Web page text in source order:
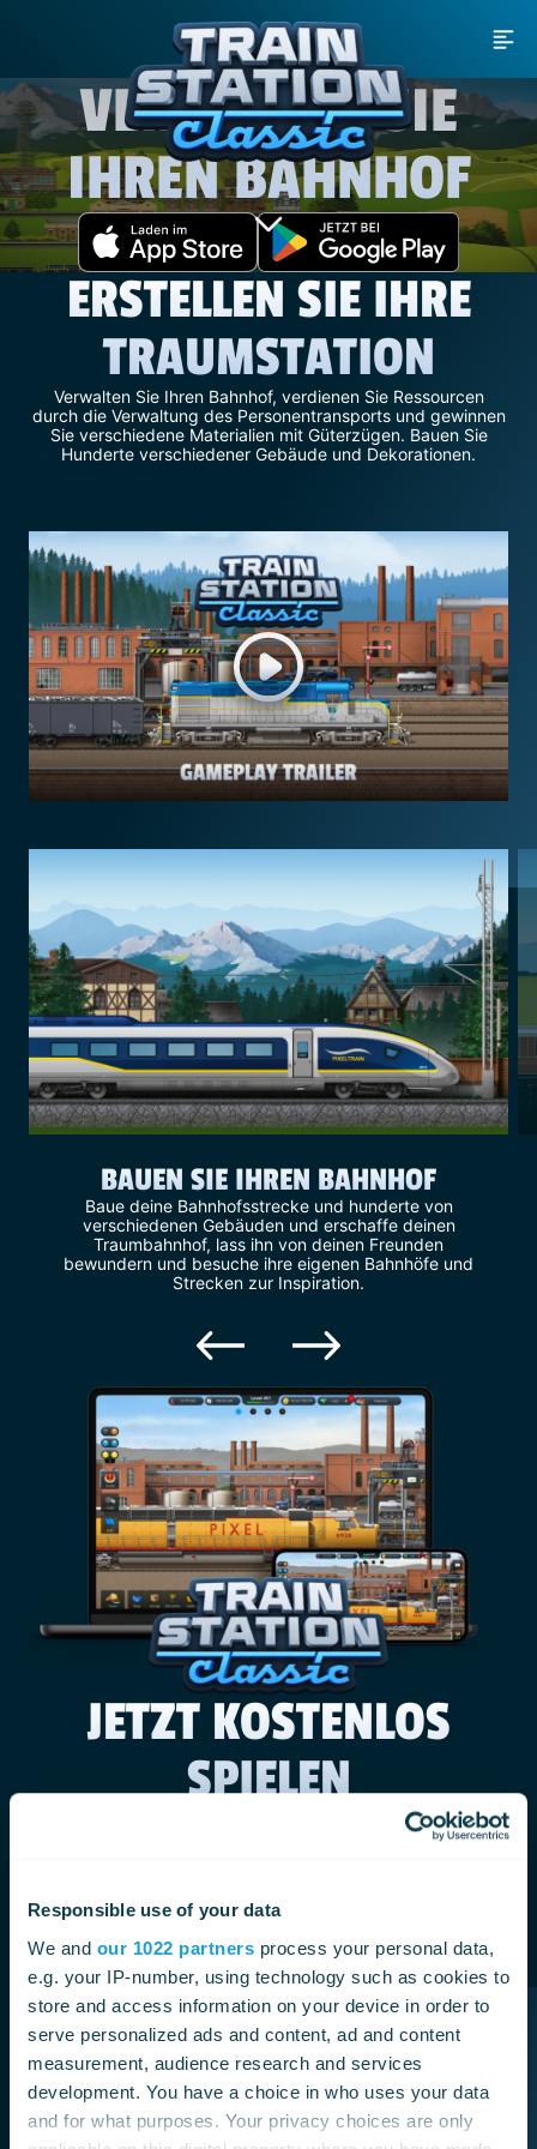
Responsible use of your data
We and our 1022 partners process your personal data,
e.g. your IP-number, using technology such as cookies to
store and access information on your device in order to
serve personalized ads and content, ad and content
measurement, audience research and services
development. You have a choice in who uses your data
and for what purposes. Your privacy choices are only
VERWALTEN SIE
IHREN BAHNHOF
ERSTELLEN SIE IHRE
TRAUMSTATION
Verwalten Sie Ihren Bahnhof, verdienen Sie Ressourcen
durch die Verwaltung des Personentransports und gewinnen
Sie verschiedene Materialien mit Güterzügen. Bauen Sie
Hunderte verschiedener Gebäude und Dekorationen.
BAUEN SIE IHREN BAHNHOF
Baue deine Bahnhofsstrecke und hunderte von
verschiedenen Gebäuden und erschaffe deinen
Traumbahnhof, lass ihn von deinen Freunden
bewundern und besuche ihre eigenen Bahnhöfe und
Strecken zur Inspiration.
JETZT KOSTENLOS
SPIELEN
Erleben Sie die Originalität des ersten Spiels der
TrainStation-Reihe, das das Zugthema in der Spielebranche
AUF DEM PC SPIELEN